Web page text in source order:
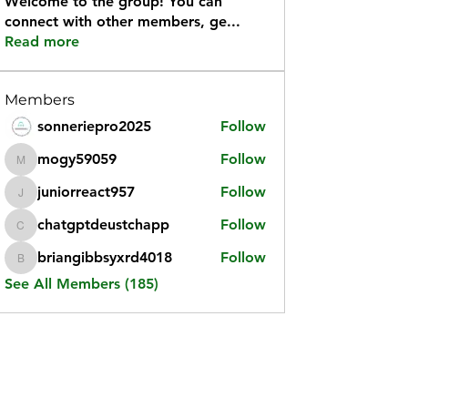
connect with other members, ge...
Read more
Members
sonneriepro2025
Follow
mogy59059
mogy59059 Follow
juniorreact957
juniorreact957 Follow
chatgptdeustchapp
chatgptdeustchapp Follow
briangibbsyxrd4018
briangibbsyxrd4018
Follow
See All Members (185)